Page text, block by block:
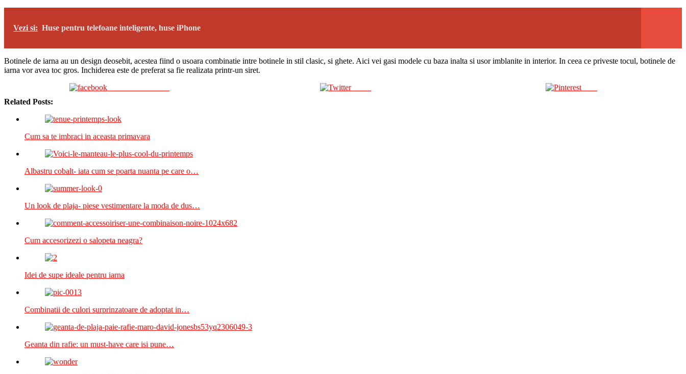
Vezi si: Huse pentru telefoane inteligente, huse iPhone
Botinele de iarna au un design deosebit, acestea fiind o usoara combinatie intre botinele in stil clasic, si ghete. Aici vei gasi modele cu baza inalta si usor imblanite in interior. In ceea ce priveste tocul, botinele de
iarna vor avea toc gros. Inchiderea este de preferat sa fie realizata printr-un siret.
Tweet
Related Posts:
Cum sa te imbraci in aceasta primavara
Albastru cobalt- iata cum se poarta nuanta pe care o…
Un look de plaja- piese vestimentare la moda de dus…
Cum accesorizezi o salopeta neagra?
Idei de supe ideale pentru iarna
Combinatii de culori surprinzatoare de adoptat in…
Geanta din rafie: un must-have care isi pune…